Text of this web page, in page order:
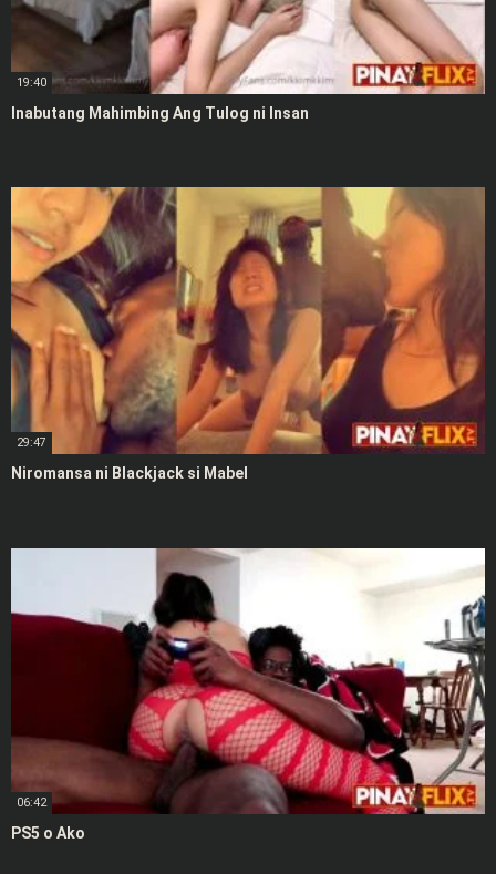
19:40
Inabutang Mahimbing Ang Tulog ni Insan
29:47
Niromansa ni Blackjack si Mabel
06:42
PS5 o Ako